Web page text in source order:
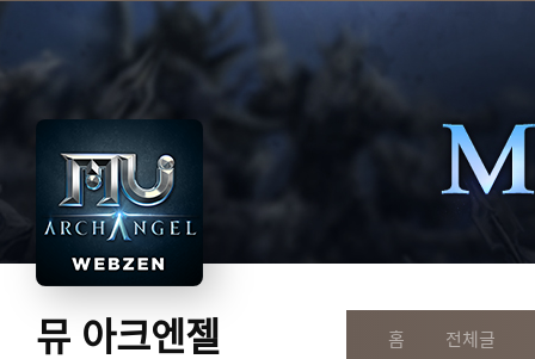
뮤 아크엔젤
홈 전체글